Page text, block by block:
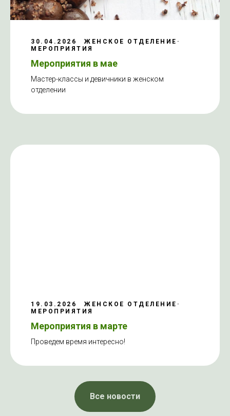
30.04.2026
ЖЕНСКОЕ ОТДЕЛЕНИЕ
МЕРОПРИЯТИЯ
Мероприятия в мае
Мастер-классы и девичники в женском
отделении
19.03.2026
ЖЕНСКОЕ ОТДЕЛЕНИЕ
МЕРОПРИЯТИЯ
Мероприятия в марте
Проведем время интересно!
Все новости